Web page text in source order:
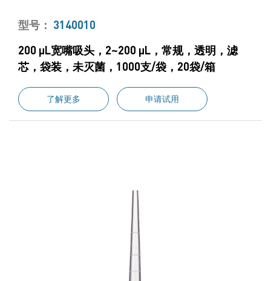
型号： 3140010
200 μL宽嘴吸头，2~200 μL，常规，透明，滤
芯，袋装，未灭菌，1000支/袋，20袋/箱
了解更多 申请试用